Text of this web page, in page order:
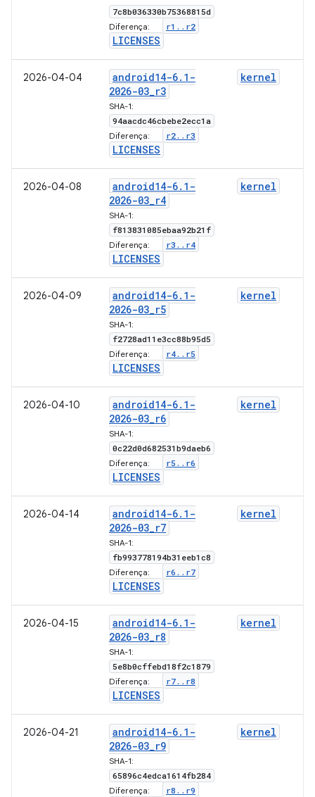
7c8b036330b75368815d
Diferença: r1 . . r2
LICENSES
2026-04-04 android14-6. 1-
2026-03_r3
SHA-1:
94aacdc46cbebe2ecc1a
Diferença: r2. . r3
LICENSES
kernel
2026-04-08 android14-6. 1-
2026-03_r4
SHA-1:
f813831085ebaa92b21f
Diferença: r3 . . r4
LICENSES
kernel
2026-04-09 android14-6. 1-
2026-03_r5
SHA-1:
f2728ad11e3cc88b95d5
Diferença: r4. . r5
LICENSES
kernel
2026-04-10 android14-6. 1-
2026-03_r6
SHA-1:
0c22d0d682531b9daeb6
Diferença: r5 . . r6
LICENSES
kernel
2026-04-14 android14-6. 1-
2026-03_r7
SHA-1:
fb993778194b31eeb1c8
Diferença: r6 . . r7
LICENSES
kernel
2026-04-15 android14-6. 1-
2026-03_r8
SHA-1:
5e8b0cffebd18f2c1879
Diferença: r7. . r8
LICENSES
kernel
2026-04-21 android14-6. 1-
2026-03_r9
SHA-1:
65896c4edca1614fb284
Diferença: r8 . . r9
kernel